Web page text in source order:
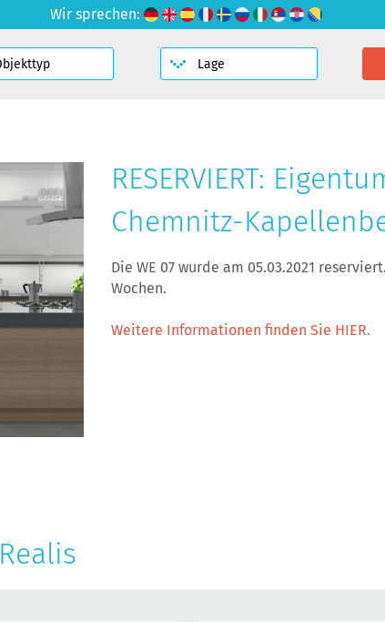
Wir sprechen:
RESERVIERT:
Chemnitz-
Die WE 07 wurde am 05.03.2021
Wochen.
Weitere Informationen finden Sie HIER.